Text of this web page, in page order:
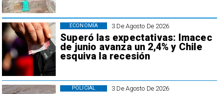
3 De Agosto De 2026
Superó las expectativas: Imacec
de junio avanza un 2,4% y Chile
esquiva la recesión
ECONOMÍA
3 De Agosto De 2026
POLICIAL